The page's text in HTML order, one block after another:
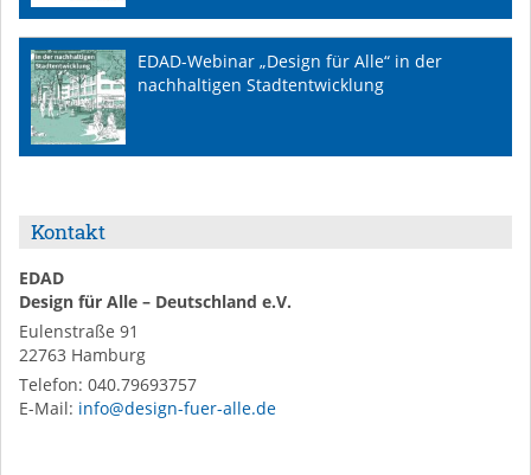
EDAD-Webinar „Design für Alle“ in der
nachhaltigen Stadtentwicklung
Kontakt
EDAD
Design für Alle – Deutschland e.V.
Eulenstraße 91
22763 Hamburg
Telefon: 040.79693757
E-Mail: info@design-fuer-alle.de